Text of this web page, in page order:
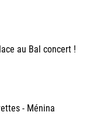
au Bal concert !
- Ménina